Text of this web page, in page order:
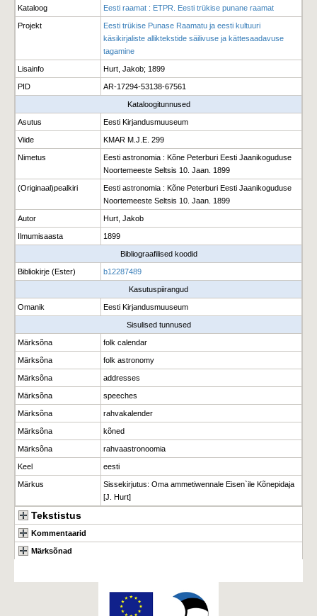
Kataloog Eesti raamat : ETPR. Eesti trükise punane raamat
Projekt
Eesti trükise Punase Raamatu ja eesti kultuuri
käsikirjaliste alliktekstide säilivuse ja kättesaadavuse
tagamine
Lisainfo Hurt, Jakob; 1899
PID AR-17294-53138-67561
Kataloogitunnused
Asutus Eesti Kirjandusmuuseum
Viide KMAR M.J.E. 299
Nimetus
Eesti astronomia : Kõne Peterburi Eesti Jaanikoguduse
Noortemeeste Seltsis 10. Jaan. 1899
(Originaal)pealkiri
Eesti astronomia : Kõne Peterburi Eesti Jaanikoguduse
Noortemeeste Seltsis 10. Jaan. 1899
Autor Hurt, Jakob
Ilmumisaasta 1899
Bibliograafilised koodid
Bibliokirje (Ester) b12287489
Kasutuspiirangud
Omanik Eesti Kirjandusmuuseum
Sisulised tunnused
Märksõna folk calendar
Märksõna folk astronomy
Märksõna addresses
Märksõna speeches
Märksõna rahvakalender
Märksõna kõned
Märksõna rahvaastronoomia
Keel eesti
Märkus
Sissekirjutus: Oma ammetiwennale Eisen`ile Kõnepidaja
[J. Hurt]
Tekstistus
Kommentaarid
Märksõnad